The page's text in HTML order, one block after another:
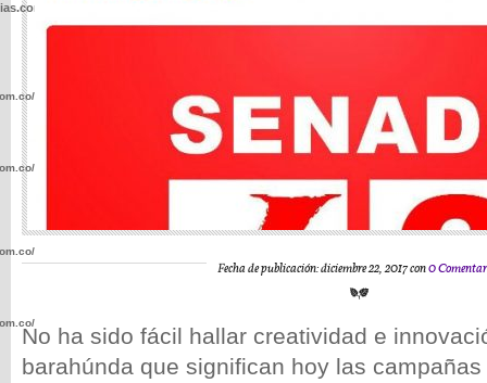
Fecha de publicación: diciembre 22, 2017 con0
No ha sido fácil hallar creatividad e
barahúnda que significan hoy las
wp-
wp-
wp-
wp-
wp-